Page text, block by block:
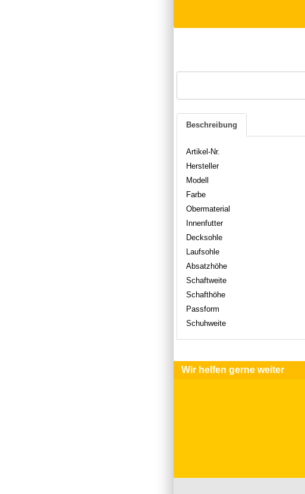
Beschreibung
Artikel-Nr.
Hersteller
Modell
Farbe
Obermaterial
Innenfutter
Decksohle
Laufsohle
Absatzhöhe
Schaftweite
Schafthöhe
Passform
Schuhweite
Wir helfen gerne weiter